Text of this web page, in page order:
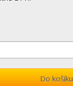
Do košíku